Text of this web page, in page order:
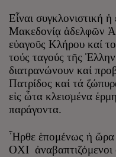
Εἶναι συγκλονιστική
Μακεδονίᾳ ἀδελφῶν
εὐαγοῦς Κλήρου καί
τούς ταγούς τῆς
διατρανώνουν καί
Πατρίδος καί τά
εἰς ὦτα κλεισμένα
παράγοντα.
Ἦρθε ἑπομένως ἡ ὥρα
ΟΧΙ ἀναβαπτιζόμενοι